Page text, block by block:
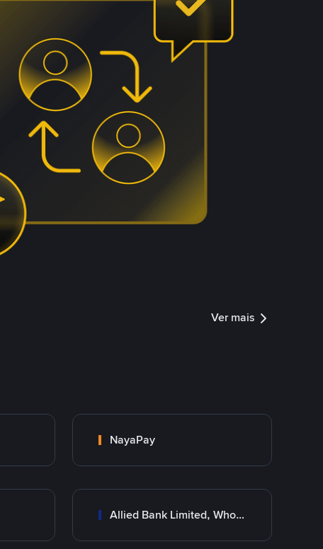
Ver mais
NayaPay
Allied Bank Limited, Wholesale Branch